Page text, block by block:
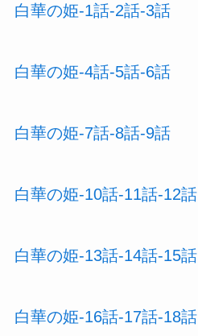
白華の姫-1話-2話-3話
白華の姫-4話-5話-6話
白華の姫-7話-8話-9話
白華の姫-10話-11話-12話
白華の姫-13話-14話-15話
白華の姫-16話-17話-18話